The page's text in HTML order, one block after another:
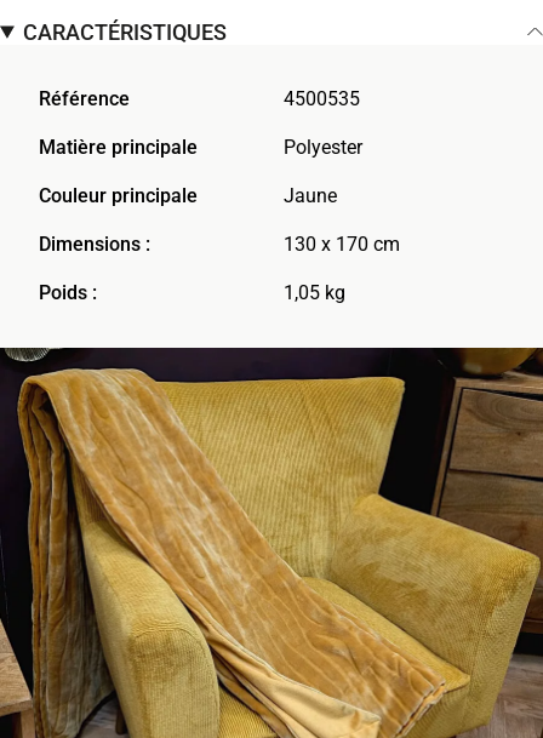
CARACTÉRISTIQUES
Référence 4500535
Matière principale Polyester
Couleur principale Jaune
Dimensions : 130 x 170 cm
Poids : 1,05 kg